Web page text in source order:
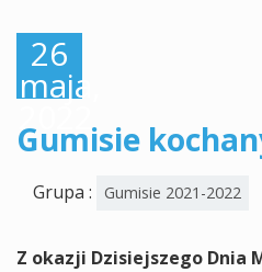
26
maja,
2022
Gumisie
Grupa : Gumisie 2021-2022
Z okazji Dzisiejszego Dnia